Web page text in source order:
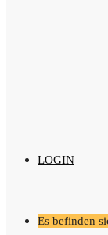
LOGIN
Es befinden